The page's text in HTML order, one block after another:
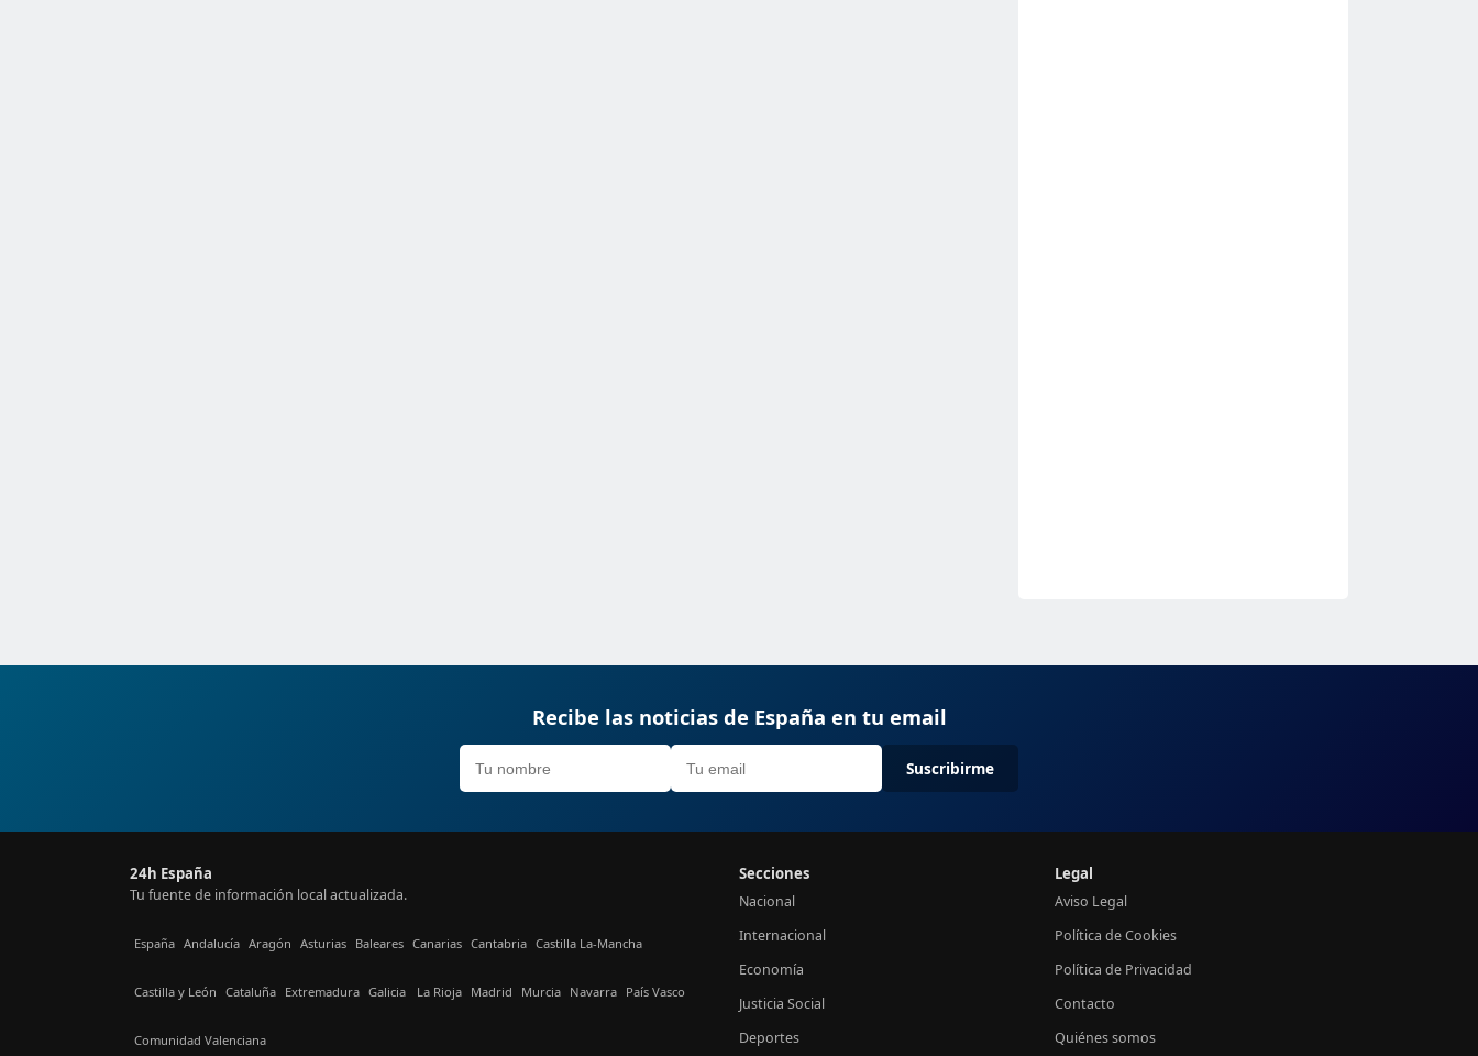
Recibe las noticias de España en tu email
Suscribirme
24h España
Tu fuente de información local actualizada.
España Andalucía Aragón Asturias Baleares Canarias Cantabria Castilla La-Mancha
Castilla y León Cataluña Extremadura Galicia La Rioja Madrid Murcia Navarra País Vasco
Comunidad Valenciana
Secciones
Nacional
Internacional
Economía
Justicia Social
Deportes
Legal
Aviso Legal
Política de Cookies
Política de Privacidad
Contacto
Quiénes somos